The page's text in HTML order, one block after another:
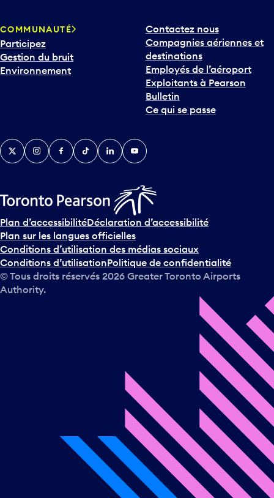
COMMUNAUTÉ
Participez
Gestion du bruit
Environnement
Contactez nous
Compagnies aériennes et
destinations
Employés de l’aéroport
Exploitants à Pearson
Bulletin
Ce qui se passe
TwitterInstagramFacebook
TikTokLinkedInYouTube
Plan d’accessibilitéDéclaration d’accessibilité
Plan sur les langues officielles
Conditions d’utilisation des médias sociaux
Conditions d’utilisationPolitique de confidentialité
© Tous droits réservés 2026 Greater Toronto Airports
Authority.